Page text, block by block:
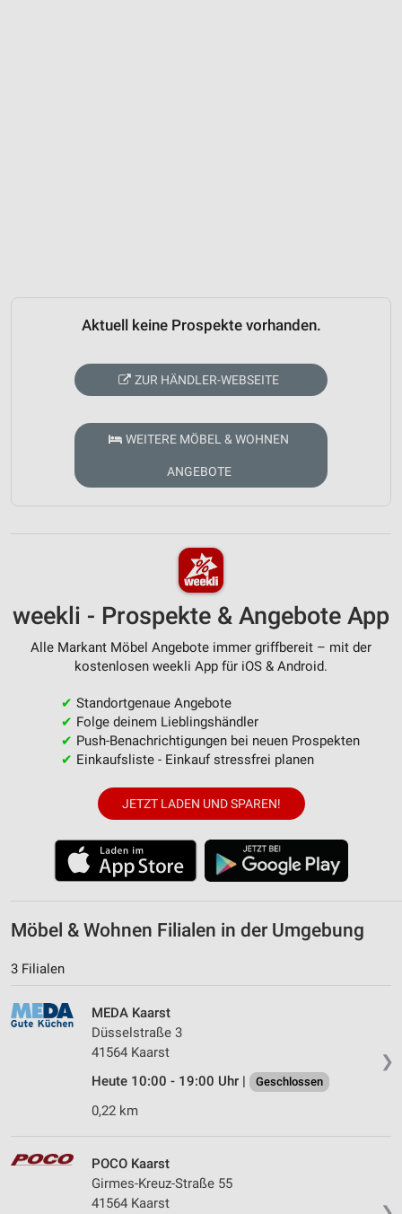
Aktuell keine Prospekte vorhanden.
ZUR HÄNDLER-WEBSEITE
WEITERE MÖBEL & WOHNEN
ANGEBOTE
weekli - Prospekte & Angebote App
Alle Markant Möbel Angebote immer griffbereit – mit der
kostenlosen weekli App für iOS & Android.
✔ Standortgenaue Angebote
✔ Folge deinem Lieblingshändler
✔ Push-Benachrichtigungen bei neuen Prospekten
✔ Einkaufsliste - Einkauf stressfrei planen
JETZT LADEN UND SPAREN!
Möbel & Wohnen Filialen in der Umgebung
3 Filialen
❯
MEDA Kaarst
Düsselstraße 3
41564 Kaarst
Heute 10:00 - 19:00 Uhr |
Geschlossen
0,22 km
POCO Kaarst
Girmes-Kreuz-Straße 55
41564 Kaarst